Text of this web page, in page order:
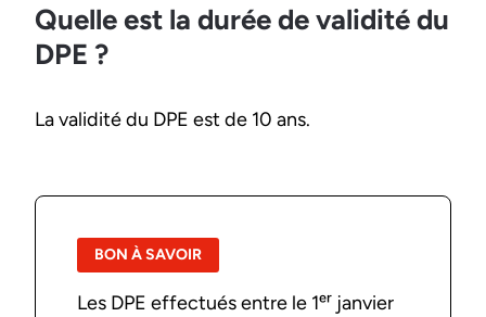
Quelle est la durée de validité du
DPE ?
La validité du DPE est de 10 ans.
BON À SAVOIR
Les DPE effectués entre le 1ᵉʳ janvier